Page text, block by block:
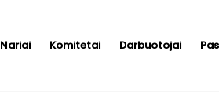
Nariai Komitetai Darbuotojai